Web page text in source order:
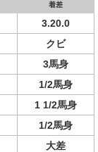
着差
3.20.0
クビ
3馬身
1/2馬身
1 1/2馬身
1/2馬身
大差